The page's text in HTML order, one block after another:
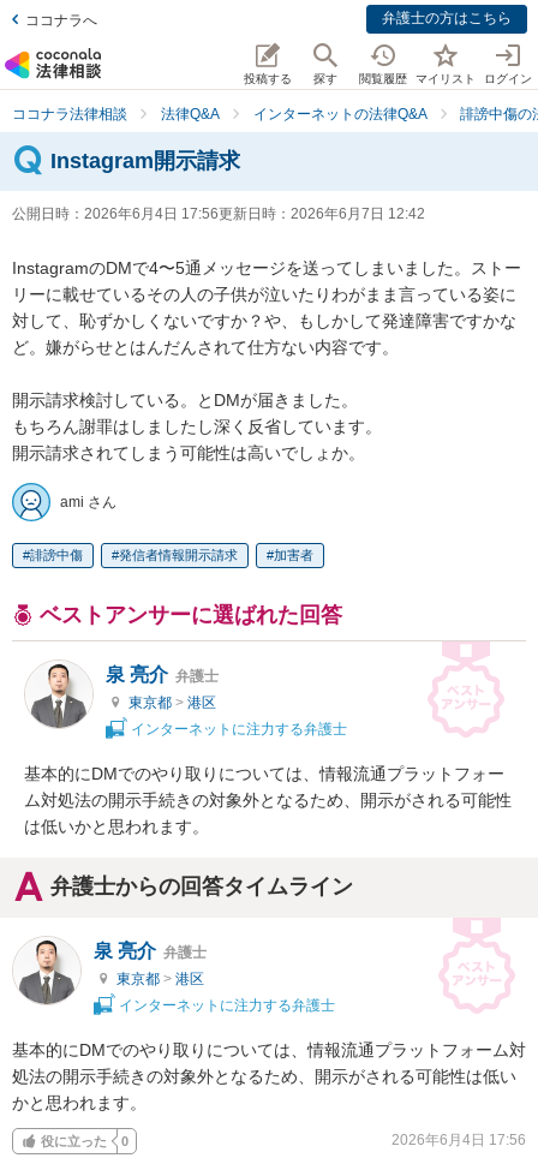
ココナラへ 弁護士の方はこちら
投稿する 探す 閲覧履歴 マイリスト ログイン
ココナラ法律相談 法律Q&A インターネットの法律Q&A 誹謗中傷の
Instagram開示請求
公開日時： 2026年6月4日 17:56更新日時： 2026年6月7日 12:42
InstagramのDMで4〜5通メッセージを送ってしまいました。ストー
リーに載せているその人の子供が泣いたりわがまま言っている姿に
対して、恥ずかしくないですか？や、もしかして発達障害ですかな
ど。嫌がらせとはんだんされて仕方ない内容です。
開示請求検討している。とDMが届きました。
もちろん謝罪はしましたし深く反省しています。
開示請求されてしまう可能性は高いでしょか。
ami さん
誹謗中傷 発信者情報開示請求 加害者
ベストアンサーに選ばれた回答
泉 亮介 弁護士
東京都 > 港区
インターネットに注力する弁護士
基本的にDMでのやり取りについては、情報流通プラットフォー
ム対処法の開示手続きの対象外となるため、開示がされる可能性
は低いかと思われます。
弁護士からの回答タイムライン
泉 亮介 弁護士
東京都 > 港区
インターネットに注力する弁護士
基本的にDMでのやり取りについては、情報流通プラットフォーム対
処法の開示手続きの対象外となるため、開示がされる可能性は低い
かと思われます。
役に立った 0 2026年6月4日 17:56